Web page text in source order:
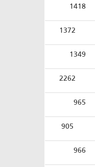
1418
1372
1349
2262
965
905
966